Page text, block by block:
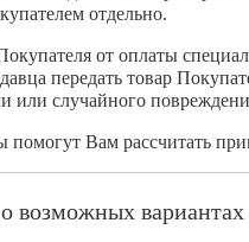
отдельно.
от оплаты
передать товар
или случайного
Вам рассчитать
возможных вариантах